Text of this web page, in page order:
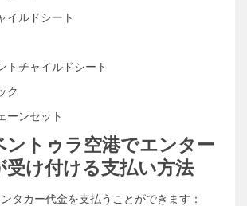
イルドシート
トチャイルドシート
ク
ーンセット
ントゥラ空港でエンター
受け付ける支払い方法
タカー代金を支払うことができます：